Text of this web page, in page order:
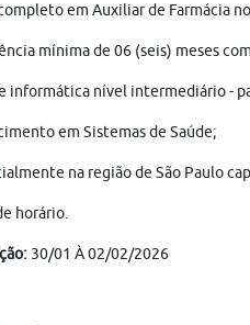
em Auxiliar de Farmácia
mínima de 06 (seis) meses
informática nível intermediário -
em Sistemas de Saúde;
na região de São Paulo
horário.
30/01 À 02/02/2026